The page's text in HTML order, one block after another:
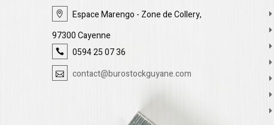
Espace Marengo - Zone de Collery,
97300 Cayenne
0594 25 07 36
contact@burostockguyane.com